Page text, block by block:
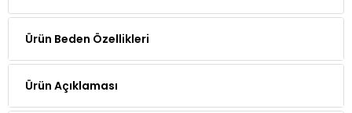
Ürün Beden Özellikleri
Ürün Açıklaması